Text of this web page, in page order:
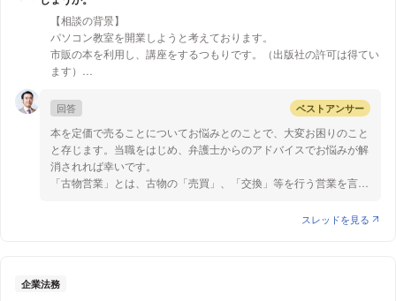
商品を描いて販売する行為も法的な問題はないと考えられます。
前述のとおり、実用的な商品は基本的には著作権保護の対象とは
なりません。商品を描いて販売する場合、問題になりそうなのは商
品デザインを保護する意匠権です。
ある商品が別の商品の意匠権を侵害しているかどうかは、物品の
用途と機能をみて判断されます。そして、靴や鞄などと絵は物品の
使用の目的や使用の状態が大きく違うことから、意匠権侵害は成立
しないといえます。裁判例でも、登山用具であるカラビナとカラビ
ナ型キーホルダーについて物品の類似性を否定しています。
開催されているような場合は、肖像権の侵害には当たらない可能性
が高いと考えられます。一方で、撮影の場所が撮影が予想されない
ような場所であったり、イベントの様子を公表する必要性があまり
無いような場合は、肖像権侵害にあたりやすいと言えると思いま
す。
以上参考になれば幸いです。
【相談の背景】
パソコン教室を開業しようと考えております。
市販の本を利用し、講座をするつもりです。（出版社の許可は得てい
ます）
ります。
【質問1】
市販の本を購入せずに講座に来たお客様に、本を定価で売る場合、古
物商の許可は必要でしょうか。ECサイトで購入する予定です。もし
くは、出版社から直接仕入れたら、古物商は不要でしょうか？
回答 ベストアンサー
本を定価で売ることについてお悩みとのことで、大変お困りのこと
と存じます。当職をはじめ、弁護士からのアドバイスでお悩みが解
消されれば幸いです。
「古物営業」とは、古物の「売買」、「交換」等を行う営業を言い
解です。
スレッドを見る
企業法務